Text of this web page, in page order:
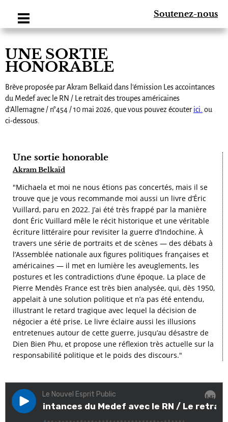
Soutenez-nous
UNE SORTIE
HONORABLE
Brève proposée par Akram Belkaïd dans l'émission Les accointances
du Medef avec le RN / Le retrait des troupes américaines
d’Allemagne / n°454 / 10 mai 2026, que vous pouvez écouter ici. ou
ci-dessous.
Une sortie honorable
Akram Belkaïd
"Michaela et moi ne nous étions pas concertés, mais il se
trouve que je vous recommande moi aussi un livre d’Éric
Vuillard, paru en 2022. J’ai été très frappé par la manière
dont Éric Vuillard mêle le récit historique et une véritable
écriture littéraire pour revisiter la guerre d’Indochine. À
travers une série de portraits et de scènes — des débats à
l’Assemblée nationale aux figures politiques françaises et
américaines — il met en lumière les aveuglements, les
postures et les contradictions d’une époque. La place de
Pierre Mendès France est très bien analysée, qui, dès 1950,
appelait à une solution politique et n’a pas été entendu,
illustrant le retard tragique avec lequel la décision de
négocier a été prise. Le livre éclaire aussi les illusions
entretenues autour de cette guerre, jusqu’au désastre de
Dien Bien Phu, et propose une réflexion très actuelle sur la
responsabilité politique et le poids des discours."